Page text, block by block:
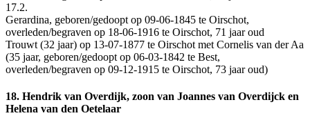
17.2.
Gerardina, geboren/gedoopt op 09-06-1845 te Oirschot,
overleden/begraven op 18-06-1916 te Oirschot, 71 jaar oud
Trouwt (32 jaar) op 13-07-1877 te Oirschot met Cornelis van der Aa
(35 jaar, geboren/gedoopt op 06-03-1842 te Best,
overleden/begraven op 09-12-1915 te Oirschot, 73 jaar oud)
18. Hendrik van Overdijk, zoon van Joannes van Overdijck en
Helena van den Oetelaar